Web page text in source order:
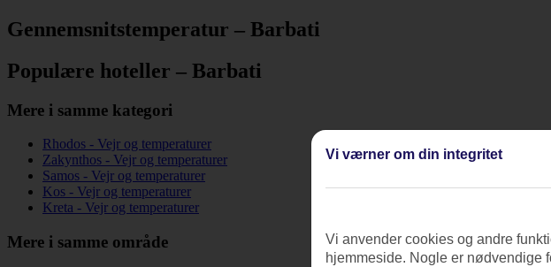
Gennemsnitstemperatur – Barbati
Populære hoteller – Barbati
Mere i samme kategori
Rhodos - Vejr og temperaturer
Zakynthos - Vejr og temperaturer
Samos - Vejr og temperaturer
Kos - Vejr og temperaturer
Kreta - Vejr og temperaturer
Mere i samme område
Vi værner om din integritet
Vi anvender cookies og andre
hjemmeside. Nogle er nødvendige